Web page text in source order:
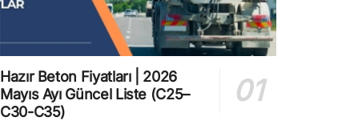
Hazır Beton Fiyatları | 2026
Mayıs Ayı Güncel Liste (C25–
C30-C35)